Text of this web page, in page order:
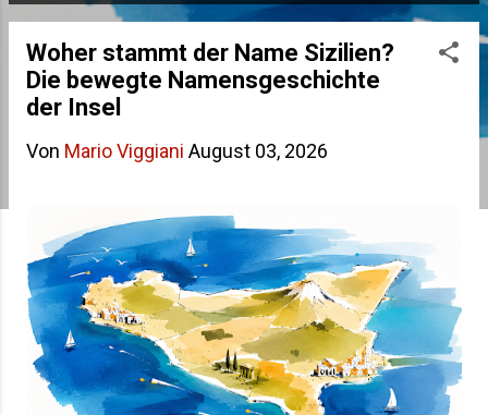
s
Woher stammt der Name Sizilien?
Die bewegte Namensgeschichte
der Insel
Von Mario Viggiani August 03, 2026